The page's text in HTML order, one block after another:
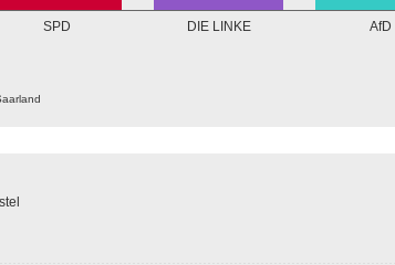
SPD DIE LINKE AfD